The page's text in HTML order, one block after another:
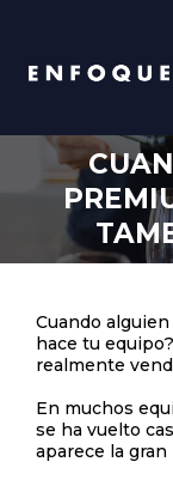
Cuando
hace tu
realmente
En muchos
se ha vuelto
aparece la